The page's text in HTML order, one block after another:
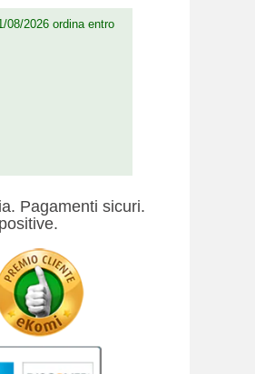
08/2026 ordina entro
Pagamenti sicuri.